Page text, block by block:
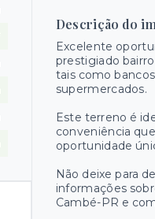
Descrição do
Excelente
prestigiado
tais como
supermercados.
Este terreno é
conveniência
oportunidade
Não deixe para
informações
Cambé-PR e